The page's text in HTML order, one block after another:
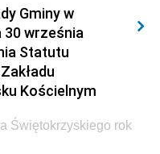
Wewnętrznych i
i Szkolnictwa
Gminy w
30 września
Statutu
Kościelnym
Świętokrzyskiego rok